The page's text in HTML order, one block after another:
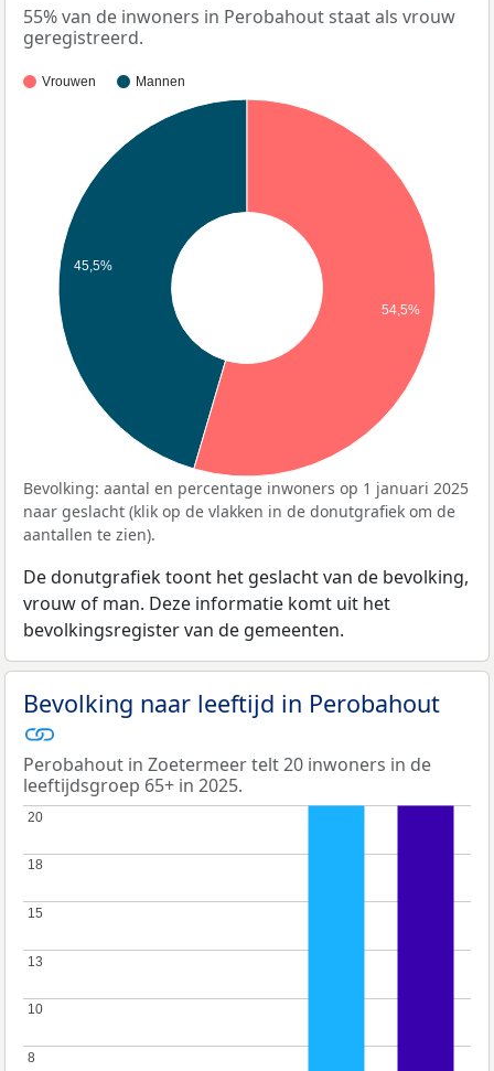
55% van de inwoners in Perobahout staat als vrouw
geregistreerd.
Vrouwen Mannen
45,5%
54,5%
Bevolking: aantal en percentage inwoners op 1 januari 2025
naar geslacht (klik op de vlakken in de donutgrafiek om de
aantallen te zien).
De donutgrafiek toont het geslacht van de bevolking,
vrouw of man. Deze informatie komt uit het
bevolkingsregister van de gemeenten.
Bevolking naar leeftijd in Perobahout
Perobahout in Zoetermeer telt 20 inwoners in de
leeftijdsgroep 65+ in 2025.
8
8
10
10
13
13
15
15
18
18
20
20